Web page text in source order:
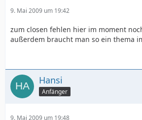
9. Mai 2009 um 19:42
zum closen fehlen hier im moment
außerdem braucht man so ein thema
Hansi
Anfänger
9. Mai 2009 um 19:48